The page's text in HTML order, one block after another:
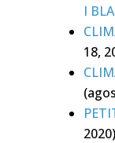
I
18,
2020)